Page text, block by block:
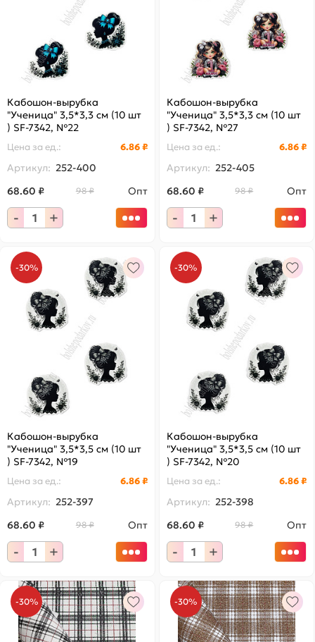
Кабошон-вырубка
"Ученица" 3,5*3,3 см (10 шт
) SF-7342, №22
Цена за ед.: 6.86 ₽
Артикул: 252-400
68.60 ₽
98 ₽ Опт
- +
Кабошон-вырубка
"Ученица" 3,5*3,3 см (10 шт
) SF-7342, №27
Цена за ед.: 6.86 ₽
Артикул: 252-405
68.60 ₽
98 ₽ Опт
- +
-30%
Кабошон-вырубка
"Ученица" 3,5*3,5 см (10 шт
) SF-7342, №19
Цена за ед.: 6.86 ₽
Артикул: 252-397
68.60 ₽
98 ₽ Опт
- +
-30%
Кабошон-вырубка
"Ученица" 3,5*3,5 см (10 шт
) SF-7342, №20
Цена за ед.: 6.86 ₽
Артикул: 252-398
68.60 ₽
98 ₽ Опт
- +
-30% -30%